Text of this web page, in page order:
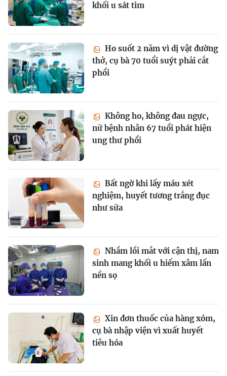
khối u sát tim
Ho suốt 2 năm vì dị vật đường
thở, cụ bà 70 tuổi suýt phải cắt
phổi
Không ho, không đau ngực,
nữ bệnh nhân 67 tuổi phát hiện
ung thư phổi
Bất ngờ khi lấy máu xét
nghiệm, huyết tương trắng đục
như sữa
Nhầm lồi mắt với cận thị, nam
sinh mang khối u hiếm xâm lấn
nền sọ
Xin đơn thuốc của hàng xóm,
cụ bà nhập viện vì xuất huyết
tiêu hóa